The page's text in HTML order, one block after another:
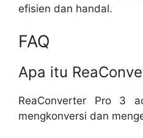
efisien dan handal.
FAQ
Apa itu
ReaConverter Pro 3
mengkonversi dan